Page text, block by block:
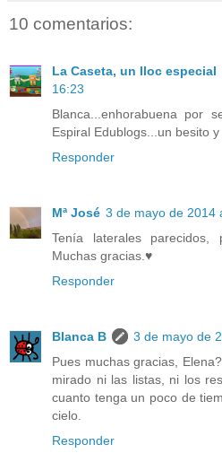
10 comentarios:
La Caseta, un lloc especial
16:23
Blanca...enhorabuena por
Espiral Edublogs...un besito y
Responder
Mª José 3 de mayo de 2014
Tenía laterales parecidos,
Muchas gracias.♥
Responder
Blanca B
3 de mayo de
Pues muchas gracias,
mirado ni las listas, ni los
cuanto tenga un poco de
cielo.
Responder